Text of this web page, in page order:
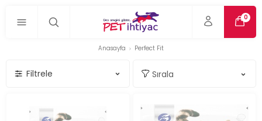
0
Anasayfa Perfect Fit
Filtrele